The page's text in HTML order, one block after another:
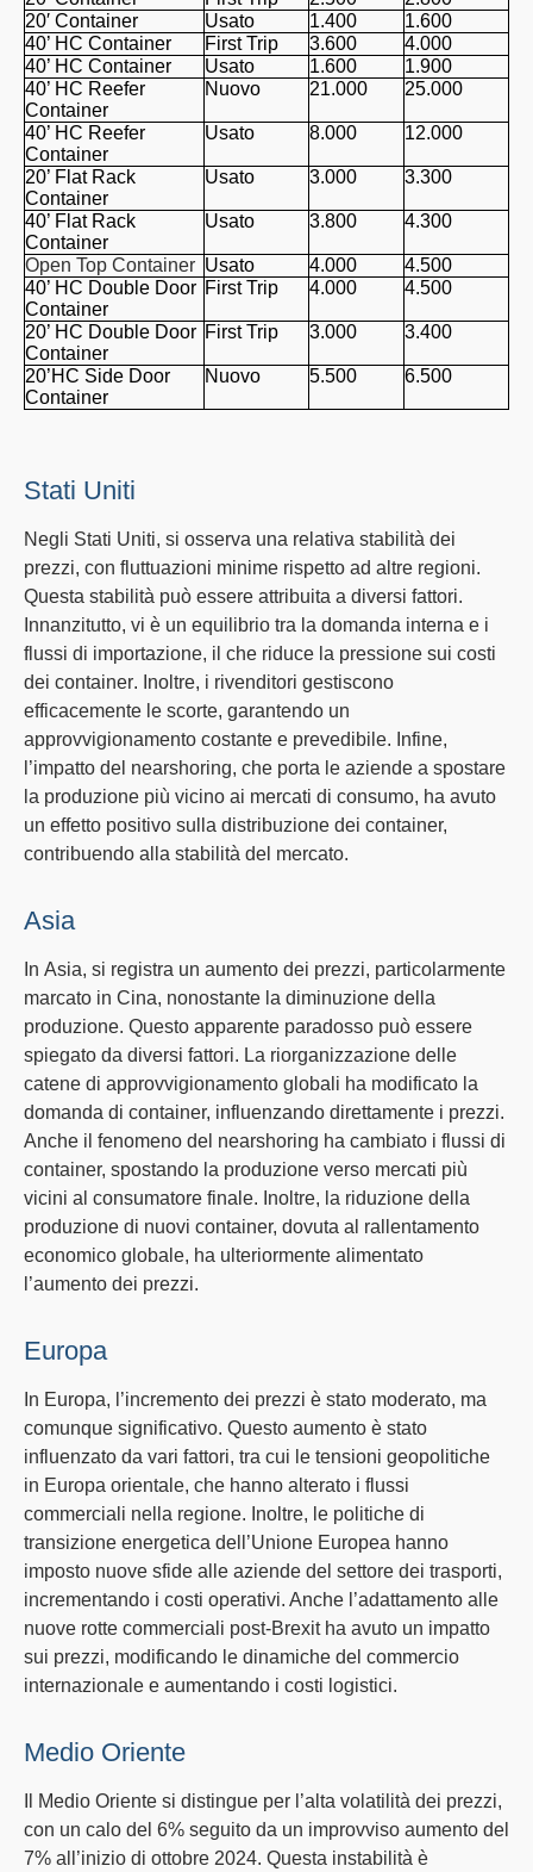
20′ Container
Usato 1.400
1.600
40’ HC Container
First Trip 3.600
4.000
40’ HC Container
Usato 1.600
1.900
40’ HC Reefer
Container
Nuovo 21.000 25.000
40’ HC Reefer
Container
Usato 8.000 12.000
20’ Flat Rack
Container
Usato 3.000 3.300
40’ Flat Rack
Container
Usato 3.800 4.300
Open Top Container Usato 4.000
4.500
40’ HC Double Door
Container
First Trip 4.000 4.500
20’ HC Double Door
Container
First Trip 3.000 3.400
20’HC Side Door
Container
Nuovo 5.500 6.500
Stati Uniti
Negli Stati Uniti, si osserva una relativa stabilità dei
prezzi, con fluttuazioni minime rispetto ad altre regioni.
Questa stabilità può essere attribuita a diversi fattori.
Innanzitutto, vi è un equilibrio tra la domanda interna e i
flussi di importazione, il che riduce la pressione sui costi
dei container. Inoltre, i rivenditori gestiscono
efficacemente le scorte, garantendo un
approvvigionamento costante e prevedibile. Infine,
l’impatto del nearshoring, che porta le aziende a spostare
la produzione più vicino ai mercati di consumo, ha avuto
un effetto positivo sulla distribuzione dei container,
contribuendo alla stabilità del mercato.
Asia
In Asia, si registra un aumento dei prezzi, particolarmente
marcato in Cina, nonostante la diminuzione della
produzione. Questo apparente paradosso può essere
spiegato da diversi fattori. La riorganizzazione delle
catene di approvvigionamento globali ha modificato la
domanda di container, influenzando direttamente i prezzi.
Anche il fenomeno del nearshoring ha cambiato i flussi di
container, spostando la produzione verso mercati più
vicini al consumatore finale. Inoltre, la riduzione della
produzione di nuovi container, dovuta al rallentamento
economico globale, ha ulteriormente alimentato
l’aumento dei prezzi.
Europa
In Europa, l’incremento dei prezzi è stato moderato, ma
comunque significativo. Questo aumento è stato
influenzato da vari fattori, tra cui le tensioni geopolitiche
in Europa orientale, che hanno alterato i flussi
commerciali nella regione. Inoltre, le politiche di
transizione energetica dell’Unione Europea hanno
imposto nuove sfide alle aziende del settore dei trasporti,
incrementando i costi operativi. Anche l’adattamento alle
nuove rotte commerciali post-Brexitha avuto un impatto
sui prezzi, modificando le dinamiche del commercio
internazionale e aumentando i costi logistici.
Medio Oriente
Medio Oriente si distingue per l’alta volatilità dei prezzi,
con un calo del 6% seguito da un improvviso aumento del
7% all’inizio di ottobre 2024. Questa instabilità è